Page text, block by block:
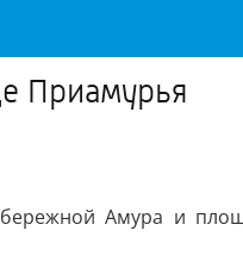
Приамурья
Амура и